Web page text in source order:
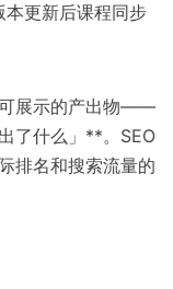
更新后课程同步
可展示的产出物——
了什么」**。SEO
排名和搜索流量的